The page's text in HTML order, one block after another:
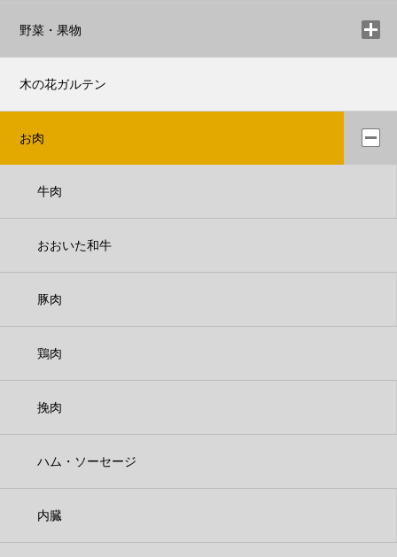
野菜・果物
木の花ガルテン
お肉
牛肉
おおいた和牛
豚肉
鶏肉
挽肉
ハム・ソーセージ
内臓